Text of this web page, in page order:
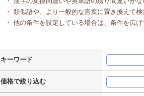
よくあ
・ 類似語や、より一般的な言葉に置き換えて検
・ 他の条件を設定している場合は、条件を広げ
キーワード
価格で絞り込む